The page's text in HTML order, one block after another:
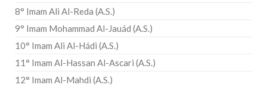
8° Imam Ali Al-Reda (A.S.)
9° Imam Mohammad Al-Jauád (A.S.)
10° Imam Ali Al-Hádi (A.S.)
11° Imam Al-Hassan Al-Ascari (A.S.)
12° Imam Al-Mahdi (A.S.)